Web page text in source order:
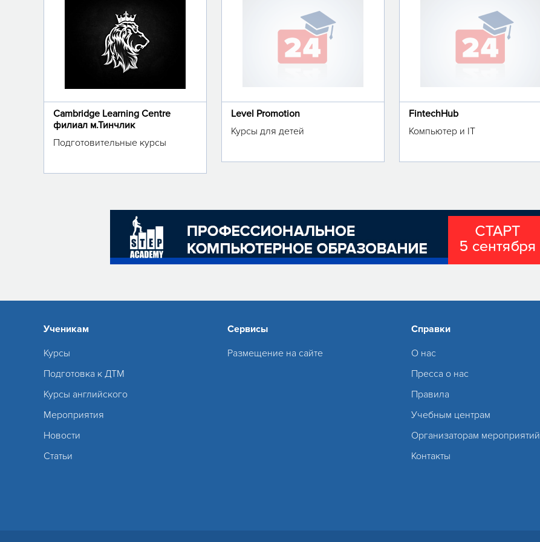
Cambridge Learning Centre
филиал м.Тинчлик
Подготовительные курсы
Level Promotion
Курсы для детей
FintechHub
Компьютер и IT
Ученикам
Курсы
Подготовка к ДТМ
Курсы английского
Мероприятия
Новости
Статьи
Сервисы
Размещение на сайте
Справки
О нас
Пресса о нас
Правила
Учебным центрам
Организаторам мероприятий
Контакты